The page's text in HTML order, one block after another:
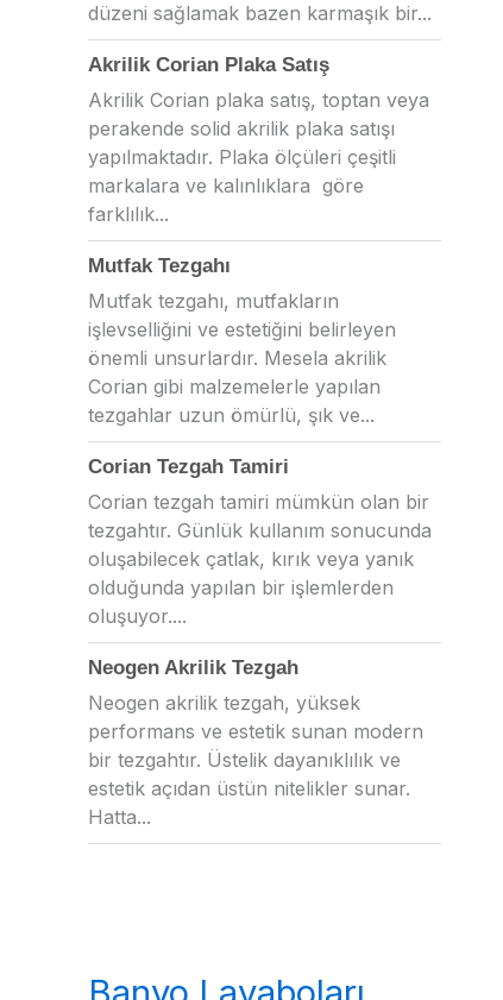
düzeni sağlamak bazen karmaşık bir...
Akrilik Corian Plaka Satış
Akrilik Corian plaka satış, toptan veya
perakende solid akrilik plaka satışı
yapılmaktadır. Plaka ölçüleri çeşitli
markalara ve kalınlıklara göre
farklılık...
Mutfak Tezgahı
Mutfak tezgahı, mutfakların
işlevselliğini ve estetiğini belirleyen
önemli unsurlardır. Mesela akrilik
Corian gibi malzemelerle yapılan
tezgahlar uzun ömürlü, şık ve...
Corian Tezgah Tamiri
Corian tezgah tamiri mümkün olan bir
tezgahtır. Günlük kullanım sonucunda
oluşabilecek çatlak, kırık veya yanık
olduğunda yapılan bir işlemlerden
oluşuyor....
Neogen Akrilik Tezgah
Neogen akrilik tezgah, yüksek
performans ve estetik sunan modern
bir tezgahtır. Üstelik dayanıklılık ve
estetik açıdan üstün nitelikler sunar.
Hatta...